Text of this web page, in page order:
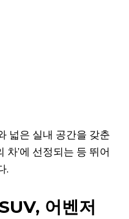
넓은 실내 공간을 갖춘
차’에 선정되는 등 뛰어
.
어벤저